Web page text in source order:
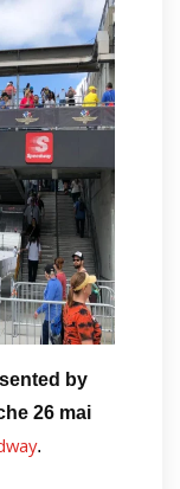
by
26 mai
.